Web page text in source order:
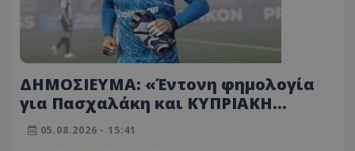
ΔΗΜΟΣΙΕΥΜΑ: «Έντονη φημολογία
για Πασχαλάκη και ΚΥΠΡΙΑΚΗ
ομάδα»
05.08.2026 - 15:41